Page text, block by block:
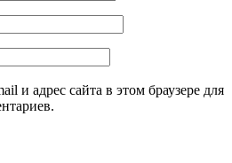
и адрес сайта в этом браузере для